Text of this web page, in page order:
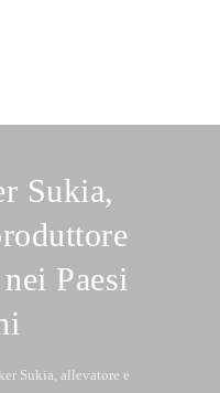
Sukia,
Paesi
Sukia, allevatore e